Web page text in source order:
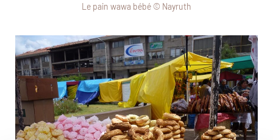
Le pain wawa bébé © Nayruth